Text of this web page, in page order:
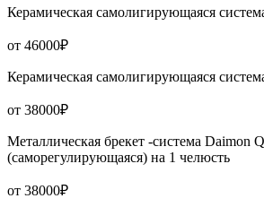
Керамическая самолигирующаяся
от 46000₽
Керамическая самолигирующаяся
от 38000₽
Металлическая брекет -система Daimon Q
(саморегулирующаяся) на 1 челюсть
от 38000₽